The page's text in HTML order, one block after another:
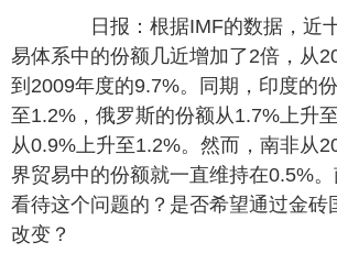
日报：根据IMF的数据，近
易体系中的份额几近增加了2倍，从
到2009年度的9.7%。同期，印度的
至1.2%，俄罗斯的份额从1.7%上升
从0.9%上升至1.2%。然而，南非从
界贸易中的份额就一直维持在0.5%
看待这个问题的？是否希望通过金砖
改变？